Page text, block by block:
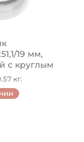
19 мм,
с круглым
на вал ...
кг.